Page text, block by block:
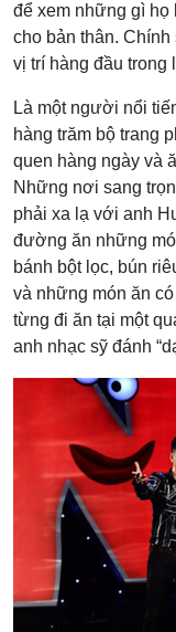
để xem những gì họ
cho bản thân.
vị trí hàng đầu trong
Là một người nổi
hàng trăm bộ trang
quen hàng ngày và
Những nơi sang
phải xa lạ với anh
đường ăn những
bánh bột lọc, bún
và những món ăn
từng đi ăn tại một
anh nhạc sỹ đánh